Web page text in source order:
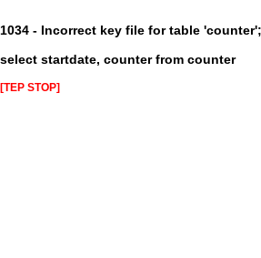
1034 - Incorrect key file for table
select startdate, counter from counter
[TEP STOP]